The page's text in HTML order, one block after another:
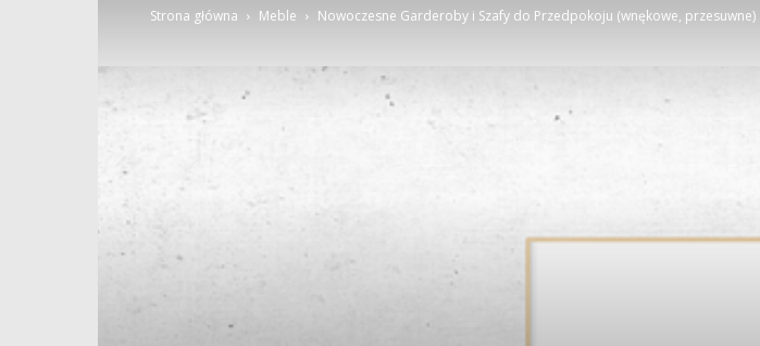
Strona główna Meble Nowoczesne Garderoby i Szafy do Przedpokoju (wnękowe, przesuwne)